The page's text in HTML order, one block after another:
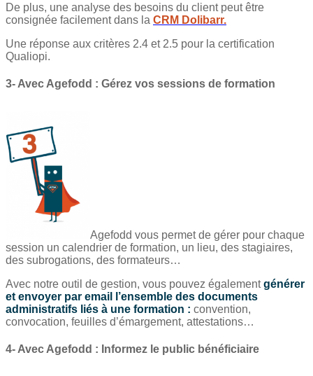
De plus, une analyse des besoins du client peut être
consignée facilement dans la CRM Dolibarr.
Une réponse aux critères 2.4 et 2.5 pour la certification
Qualiopi.
3- Avec Agefodd : Gérez vos sessions de formation
Agefodd vous permet de gérer pour chaque
session un calendrier de formation, un lieu, des stagiaires,
des subrogations, des formateurs…
Avec notre outil de gestion, vous pouvez égalementgénérer
et envoyer par email l’ensemble des documents
administratifs liés à une formation : convention,
convocation, feuilles d’émargement, attestations…
4- Avec Agefodd : Informez le public bénéficiaire